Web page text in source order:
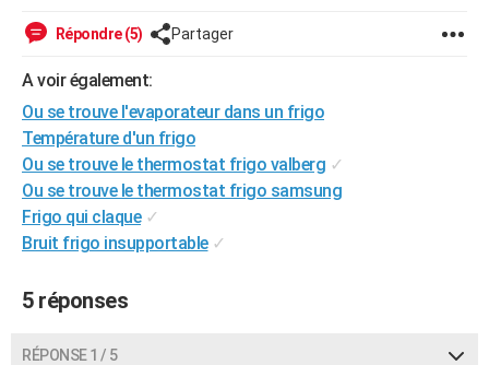
BONS PLANS
CARTE DE VOEUX
Carte de Noël
Carte Bonne année
Carte Saint-Valentin
Carte Pâques
Carte d'anniversaire
DICTIONNAIRE
Dictionnaire
Biographies
Citations
Expressions
Proverbes
PROGRAMME TV
COPAINS D'AVANT
FORUM
Bricolage
Lifestyle
Culture
Sport
Auto
Television
Voyage
Cinema
Répondre (5) Partager
A voir également:
Ou se trouve l'evaporateur dans un frigo
Température d'un frigo
Ou se trouve le thermostat frigo valberg ✓
Ou se trouve le thermostat frigo samsung
Frigo qui claque ✓
Bruit frigo insupportable ✓
5 réponses
RÉPONSE 1 / 5